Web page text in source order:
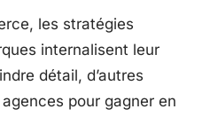
les stratégies
internalisent leur
détail, d’autres
pour gagner en